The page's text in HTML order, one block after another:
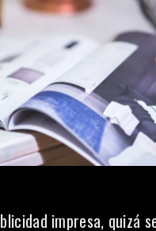
impresa, quizá